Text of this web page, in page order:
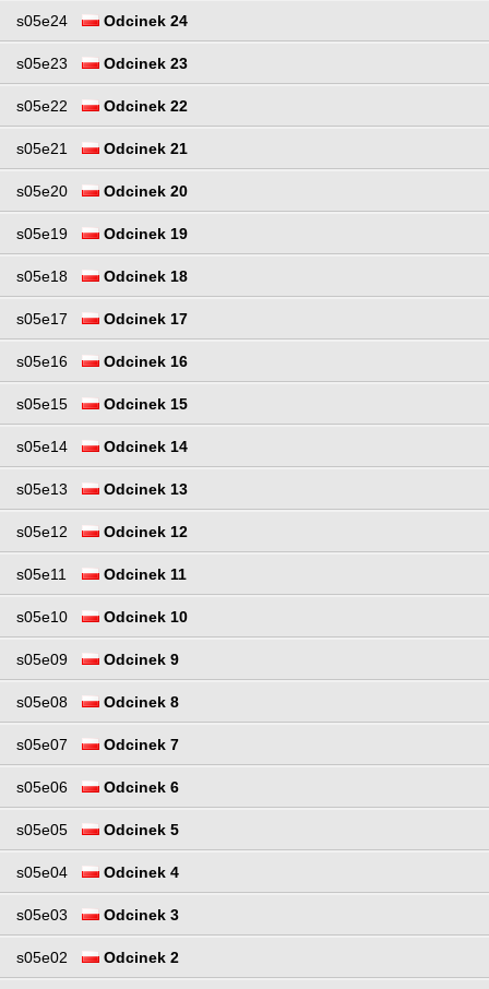
s05e24 Odcinek 24
s05e23 Odcinek 23
s05e22 Odcinek 22
s05e21 Odcinek 21
s05e20 Odcinek 20
s05e19 Odcinek 19
s05e18 Odcinek 18
s05e17 Odcinek 17
s05e16 Odcinek 16
s05e15 Odcinek 15
s05e14 Odcinek 14
s05e13 Odcinek 13
s05e12 Odcinek 12
s05e11 Odcinek 11
s05e10 Odcinek 10
s05e09 Odcinek 9
s05e08 Odcinek 8
s05e07 Odcinek 7
s05e06 Odcinek 6
s05e05 Odcinek 5
s05e04 Odcinek 4
s05e03 Odcinek 3
s05e02 Odcinek 2